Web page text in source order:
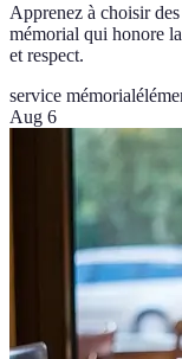
Apprenez à choisir
mémorial qui honore
et respect.
service mémorial
Aug 6